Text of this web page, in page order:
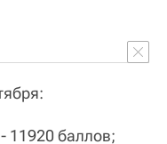
11920 баллов;